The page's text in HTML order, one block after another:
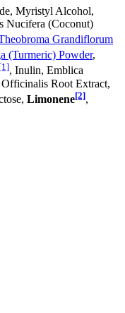
Myristyl Alcohol,
Nucifera (Coconut)
Grandiflorum
(Turmeric) Powder,
[1], Inulin, Emblica
Root Extract,
Limonene[2],